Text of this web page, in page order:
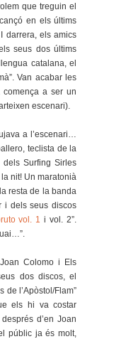
que treguin el
en els últims
darrera, els amics
seus dos últims
catalana, el
Van acabar les
comença a ser un
escenari).
a l’escenari…
teclista de la
Surfing Sirles
nit! Un maratonià
resta de la banda
i dels seus discos
vol. 1 i vol. 2”.
Colomo i Els
dos discos, el
de l’Apòstol/Flam”
els hi va costar
d’en Joan
públic ja és molt,